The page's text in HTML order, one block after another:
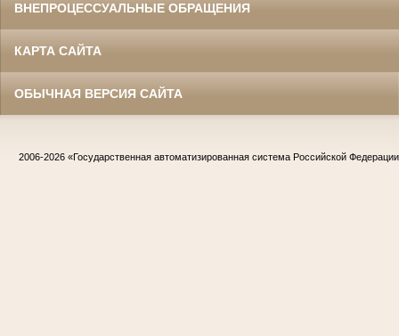
ВНЕПРОЦЕССУАЛЬНЫЕ ОБРАЩЕНИЯ
КАРТА САЙТА
ОБЫЧНАЯ ВЕРСИЯ САЙТА
2006-2026 «Государственная автоматизированная система Российской